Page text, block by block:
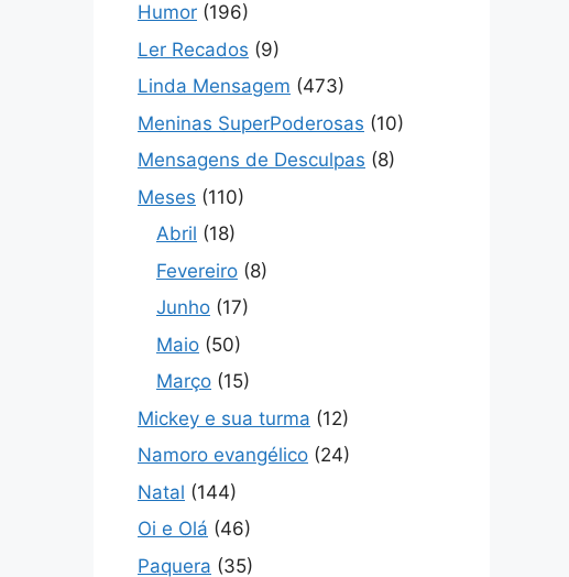
Humor (196)
Ler Recados (9)
Linda Mensagem (473)
Meninas SuperPoderosas (10)
Mensagens de Desculpas (8)
Meses (110)
Abril (18)
Fevereiro (8)
Junho (17)
Maio (50)
Março (15)
Mickey e sua turma (12)
Namoro evangélico (24)
Natal (144)
Oi e Olá (46)
Paquera (35)